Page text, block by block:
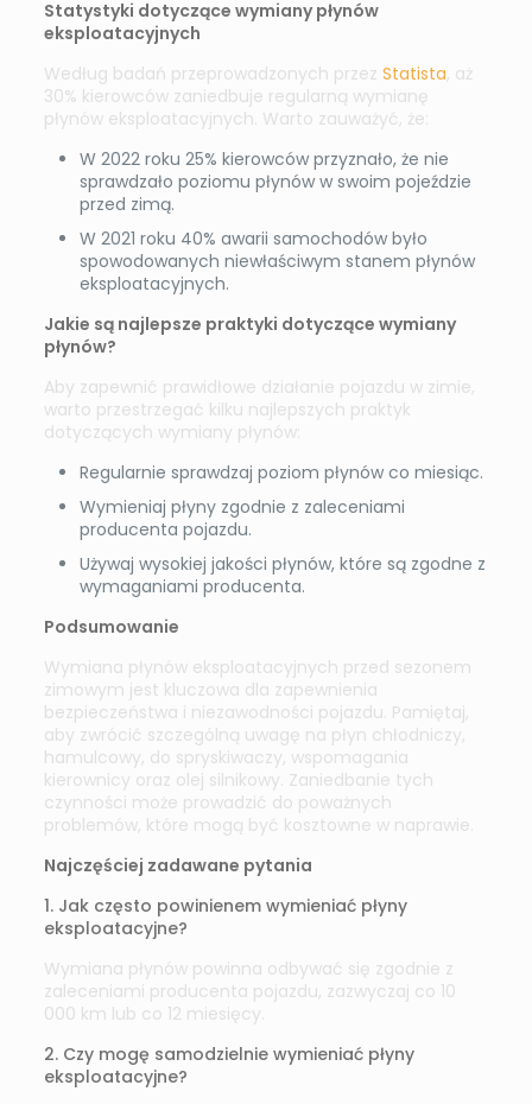
Statystyki dotyczące wymiany płynów
eksploatacyjnych
Według badań przeprowadzonych przez Statista, aż
30% kierowców zaniedbuje regularną wymianę
płynów eksploatacyjnych. Warto zauważyć, że:
W 2022 roku 25% kierowców przyznało, że nie
sprawdzało poziomu płynów w swoim pojeździe
przed zimą.
W 2021 roku 40% awarii samochodów było
spowodowanych niewłaściwym stanem płynów
eksploatacyjnych.
Jakie są najlepsze praktyki dotyczące wymiany
płynów?
Aby zapewnić prawidłowe działanie pojazdu w zimie,
warto przestrzegać kilku najlepszych praktyk
dotyczących wymiany płynów:
Regularnie sprawdzaj poziom płynów co miesiąc.
Wymieniaj płyny zgodnie z zaleceniami
producenta pojazdu.
Używaj wysokiej jakości płynów, które są zgodne z
wymaganiami producenta.
Podsumowanie
Wymiana płynów eksploatacyjnych przed sezonem
zimowym jest kluczowa dla zapewnienia
bezpieczeństwa i niezawodności pojazdu. Pamiętaj,
aby zwrócić szczególną uwagę na płyn chłodniczy,
hamulcowy, do spryskiwaczy, wspomagania
kierownicy oraz olej silnikowy. Zaniedbanie tych
czynności może prowadzić do poważnych
problemów, które mogą być kosztowne w naprawie.
Najczęściej zadawane pytania
1. Jak często powinienem wymieniać płyny
eksploatacyjne?
Wymiana płynów powinna odbywać się zgodnie z
zaleceniami producenta pojazdu, zazwyczaj co 10
000 km lub co 12 miesięcy.
2. Czy mogę samodzielnie wymieniać płyny
eksploatacyjne?